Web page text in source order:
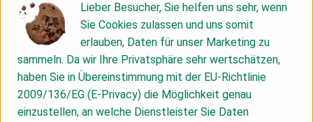
Produktinformationen
Zutaten
Nährwert-Info
Lieber Besucher, Sie helfen uns sehr, wenn
Sie Cookies zulassen und uns somit
erlauben, Daten für unser Marketing zu
sammeln. Da wir Ihre Privatsphäre sehr wertschätzen,
haben Sie in Übereinstimmung mit der EU-Richtlinie
2009/136/EG (E-Privacy) die Möglichkeit genau
einzustellen, an welche Dienstleister Sie Daten